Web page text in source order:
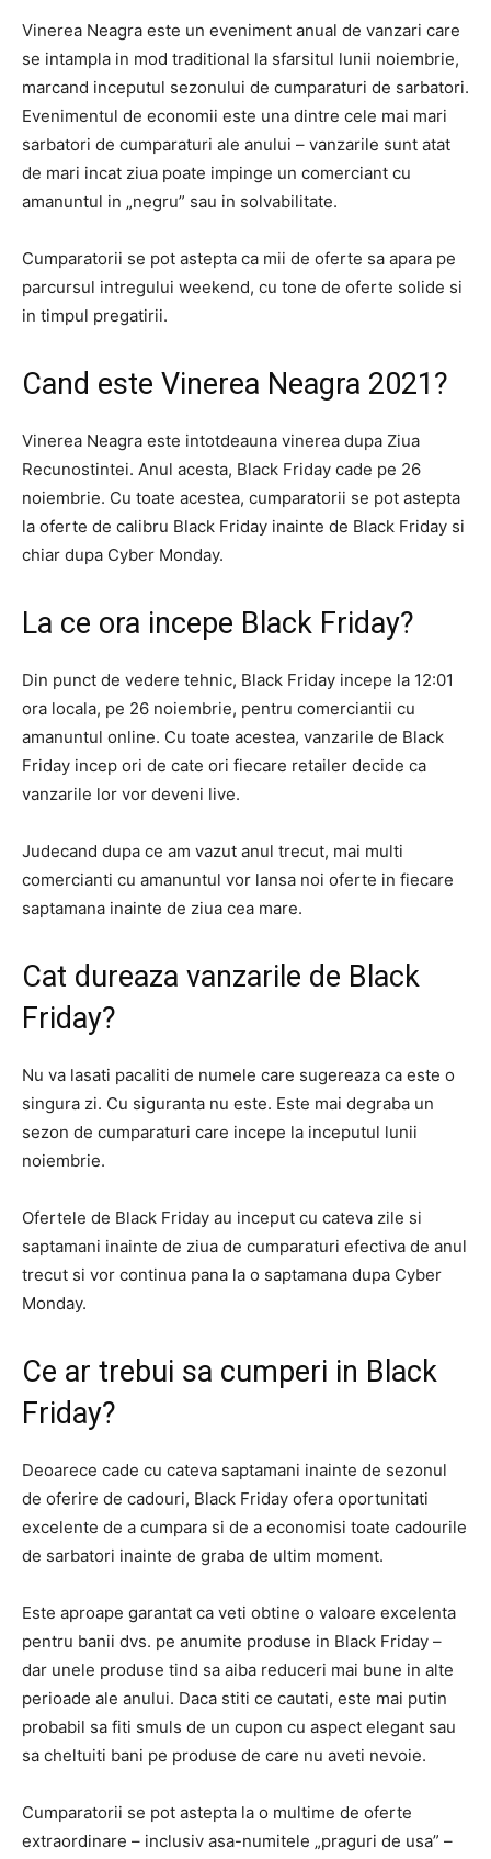
Vinerea Neagra este un eveniment anual de vanzari care
se intampla in mod traditional la sfarsitul lunii noiembrie,
marcand inceputul sezonului de cumparaturi de sarbatori.
Evenimentul de economii este una dintre cele mai mari
sarbatori de cumparaturi ale anului – vanzarile sunt atat
de mari incat ziua poate impinge un comerciant cu
amanuntul in „negru” sau in solvabilitate.
Cumparatorii se pot astepta ca mii de oferte sa apara pe
parcursul intregului weekend, cu tone de oferte solide si
in timpul pregatirii.
Cand este Vinerea Neagra 2021?
Vinerea Neagra este intotdeauna vinerea dupa Ziua
Recunostintei. Anul acesta, Black Friday cade pe 26
noiembrie. Cu toate acestea, cumparatorii se pot astepta
la oferte de calibru Black Friday inainte de Black Friday si
chiar dupa Cyber ​​Monday.
La ce ora incepe Black Friday?
Din punct de vedere tehnic, Black Friday incepe la 12:01
ora locala, pe 26 noiembrie, pentru comerciantii cu
amanuntul online. Cu toate acestea, vanzarile de Black
Friday incep ori de cate ori fiecare retailer decide ca
vanzarile lor vor deveni live.
Judecand dupa ce am vazut anul trecut, mai multi
comercianti cu amanuntul vor lansa noi oferte in fiecare
saptamana inainte de ziua cea mare.
Cat dureaza vanzarile de Black
Friday?
Nu va lasati pacaliti de numele care sugereaza ca este o
singura zi. Cu siguranta nu este. Este mai degraba un
sezon de cumparaturi care incepe la inceputul lunii
noiembrie.
Ofertele de Black Friday au inceput cu cateva zile si
saptamani inainte de ziua de cumparaturi efectiva de anul
trecut si vor continua pana la o saptamana dupa Cyber ​​
Monday.
Ce ar trebui sa cumperi in Black
Friday?
Deoarece cade cu cateva saptamani inainte de sezonul
de oferire de cadouri, Black Friday ofera oportunitati
excelente de a cumpara si de a economisi toate cadourile
de sarbatori inainte de graba de ultim moment.
Este aproape garantat ca veti obtine o valoare excelenta
pentru banii dvs. pe anumite produse in Black Friday –
dar unele produse tind sa aiba reduceri mai bune in alte
perioade ale anului. Daca stiti ce cautati, este mai putin
probabil sa fiti smuls de un cupon cu aspect elegant sau
sa cheltuiti bani pe produse de care nu aveti nevoie.
Cumparatorii se pot astepta la o multime de oferte
extraordinare – inclusiv asa-numitele „praguri de usa” –